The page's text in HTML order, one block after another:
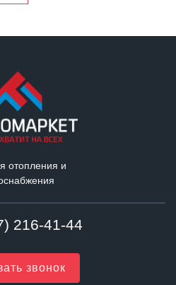
отопления и
216-41-44
звонок